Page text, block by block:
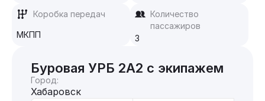
Коробка передач
МКПП
Количество
пассажиров
3
Буровая УРБ 2А2 с экипажем
Город:
Хабаровск